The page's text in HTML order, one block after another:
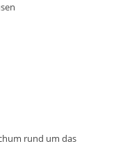
rund um das